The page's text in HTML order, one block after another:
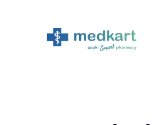
content